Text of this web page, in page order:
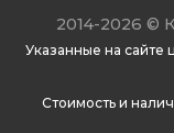
2014-2026 ©
Указанные на сайте
Стоимость и